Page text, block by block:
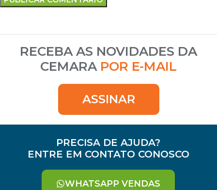
RECEBA AS NOVIDADES DA
CEMARA POR E-MAIL
ASSINAR
PRECISA DE AJUDA?
ENTRE EM CONTATO CONOSCO
WHATSAPP VENDAS